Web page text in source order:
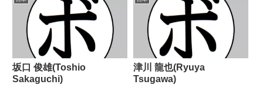
1-0(39-37、38-38、38-38) 柴田
不明) 神谷 正和(岡
崎)1995/12/23 ●...
坂口 俊雄(Toshio
Sakaguchi)
津川 龍也(Ryuya
Tsugawa)